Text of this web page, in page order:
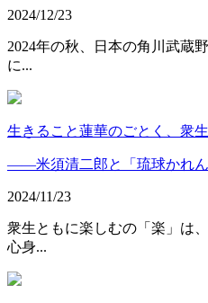
2024/12/23
2024年の秋、日本の角川武蔵
に...
生きること蓮華のごとく、衆
――米須清二郎と「琉球かれ
2024/11/23
衆生ともに楽しむの「楽」は
心身...